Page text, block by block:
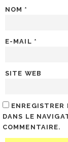
NOM *
E-MAIL *
SITE WEB
DANS LE
COMMENTAIRE.